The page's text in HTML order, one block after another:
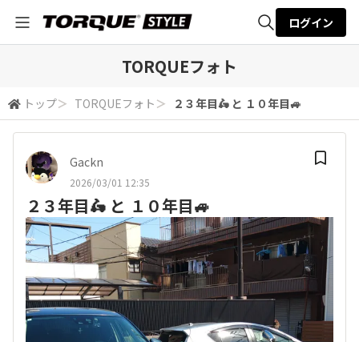
検索
ログイン
TORQUEフォト
トップ＞ TORQUEフォト ＞ ２３年目🛵 と １０年目🚙
Gackn
2026/03/01 12:35
２３年目🛵 と １０年目🚙